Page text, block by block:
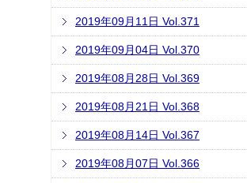
2019年09月11日 Vol.371
2019年09月04日 Vol.370
2019年08月28日 Vol.369
2019年08月21日 Vol.368
2019年08月14日 Vol.367
2019年08月07日 Vol.366